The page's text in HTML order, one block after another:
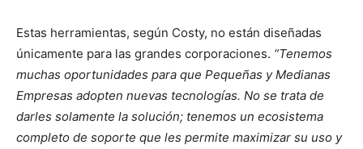
Estas herramientas, según Costy, no están diseñadas
únicamente para las grandes corporaciones. “Tenemos
muchas oportunidades para que Pequeñas y Medianas
Empresas adopten nuevas tecnologías. No se trata de
darles solamente la solución; tenemos un ecosistema
completo de soporte que les permite maximizar su uso y